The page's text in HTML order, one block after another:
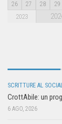
26
27 28 29
2023
SCRITTURE AL
CrottAbile: un
6 AGO, 2026